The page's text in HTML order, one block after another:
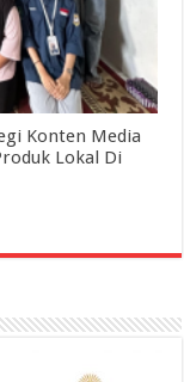
Konten Media
Lokal Di